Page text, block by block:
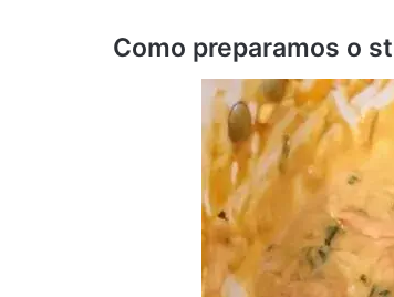
Como preparamos o